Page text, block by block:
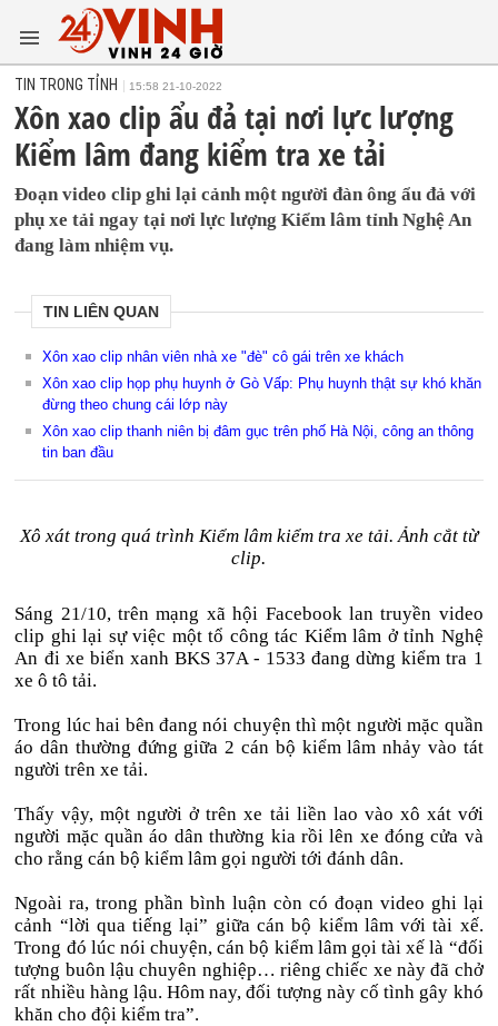
TIN TRONG TỈNH 15:58 21-10-2022
Xôn xao clip ẩu đả tại nơi lực lượng
Kiểm lâm đang kiểm tra xe tải
Đoạn video clip ghi lại cảnh một người đàn ông ẩu đả với
phụ xe tải ngay tại nơi lực lượng Kiểm lâm tỉnh Nghệ An
đang làm nhiệm vụ.
TIN LIÊN QUAN
Xôn xao clip nhân viên nhà xe "đè" cô gái trên xe khách
Xôn xao clip họp phụ huynh ở Gò Vấp: Phụ huynh thật sự khó khăn
đừng theo chung cái lớp này
Xôn xao clip thanh niên bị đâm gục trên phố Hà Nội, công an thông
tin ban đầu
Xô xát trong quá trình Kiểm lâm kiểm tra xe tải. Ảnh cắt từ
clip.
Sáng 21/10, trên mạng xã hội Facebook lan truyền video
clip ghi lại sự việc một tổ công tác Kiểm lâm ở tỉnh Nghệ
An đi xe biển xanh BKS 37A - 1533 đang dừng kiểm tra 1
xe ô tô tải.
Trong lúc hai bên đang nói chuyện thì một người mặc quần
áo dân thường đứng giữa 2 cán bộ kiểm lâm nhảy vào tát
người trên xe tải.
Thấy vậy, một người ở trên xe tải liền lao vào xô xát với
người mặc quần áo dân thường kia rồi lên xe đóng cửa và
cho rằng cán bộ kiểm lâm gọi người tới đánh dân.
Ngoài ra, trong phần bình luận còn có đoạn video ghi lại
cảnh “lời qua tiếng lại” giữa cán bộ kiểm lâm với tài xế.
Trong đó lúc nói chuyện, cán bộ kiểm lâm gọi tài xế là “đối
tượng buôn lậu chuyên nghiệp… riêng chiếc xe này đã chở
rất nhiều hàng lậu. Hôm nay, đối tượng này cố tình gây khó
khăn cho đội kiểm tra”.